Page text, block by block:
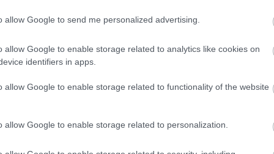
allow Google to send me personalized advertising.
allow Google to enable storage related to analytics like cookies on
identifiers in apps.
allow Google to enable storage related to functionality of the website
allow Google to enable storage related to personalization.